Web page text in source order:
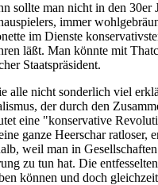
sollte man nicht in den
immer
im Dienste
läßt. Man könnte mit
Staatspräsident.
nicht sonderlich viel
der durch den
eine "konservative
ganze Heerschar
weil man in
zu tun hat. Die
können und doch